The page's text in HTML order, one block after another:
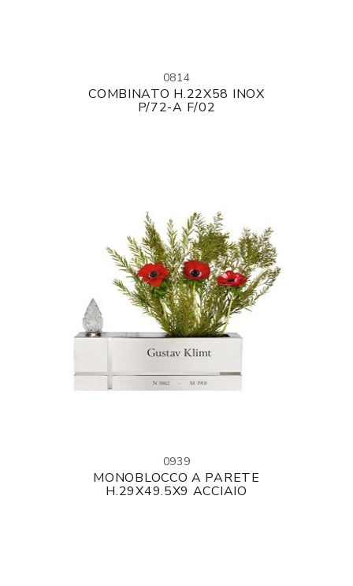
0814
COMBINATO H.22X58 INOX
P/72-A F/02
0939
MONOBLOCCO A PARETE
H.29X49.5X9 ACCIAIO